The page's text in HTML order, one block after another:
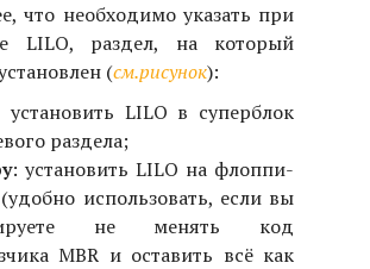
что необходимо указать при
LILO, раздел, на который
(см.рисунок):
установить LILO в суперблок
раздела;
: установить LILO на флоппи-
использовать, если вы
не менять код
MBR и оставить всё как